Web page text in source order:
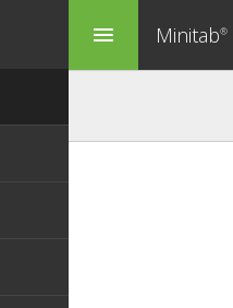
menu Minitab®